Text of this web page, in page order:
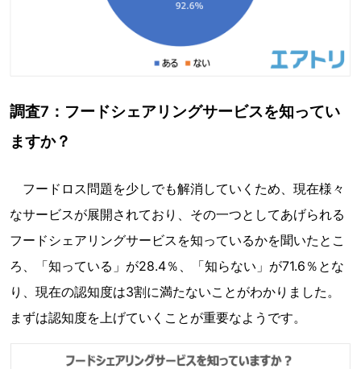
調査7：フードシェアリングサービスを知ってい
ますか？
フードロス問題を少しでも解消していくため、現在様々
なサービスが展開されており、その一つとしてあげられる
フードシェアリングサービスを知っているかを聞いたとこ
ろ、「知っている」が28.4％、「知らない」が71.6％とな
り、現在の認知度は3割に満たないことがわかりました。
まずは認知度を上げていくことが重要なようです。